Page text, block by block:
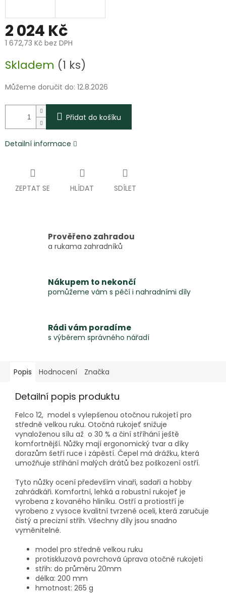
2 024 Kč
1 672,73 Kč bez DPH
cena:
Skladem (1 ks)
Můžeme doručit do: 12.8.2026
Přidat do košíku
Detailní informace
ZEPTAT SE HLÍDAT SDÍLET
Prověřeno zahradou
a rukama zahradníků
Nákupem to nekončí
pomůžeme vám s péčí i nahradními díly
Rádi vám poradíme
s výběrem správného nářadí
Popis Hodnocení Značka
Detailní popis produktu
Felco 12, model s vylepšenou otočnou rukojetí pro
středně velkou ruku. Otočná rukojeť snižuje
vynaloženou sílu až o 30 % a činí stříhání ještě
komfortnější. Nůžky mají ergonomický tvar a díky
dorazům šetří ruce i zápěstí. Čepel má drážku, která
umožňuje střihání malých drátů bez poškození ostří.
Tyto nůžky ocení především vinaři, sadaři a hobby
zahrádkáři. Komfortní, lehká a robustní rukojeť je
vyrobena z kovaného hliníku. Ostří a protiostří je
vyrobeno z vysoce kvalitní tvrzené oceli, která zaručuje
čistý a precizní střih. Všechny díly jsou snadno
vyměnitelné.
model pro středně velkou ruku
protiskluzová povrchová úprava otočné rukojeti
střih: do průměru 20mm
délka: 200 mm
hmotnost: 265 g